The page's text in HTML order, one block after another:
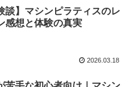
談】マシンピラティスのレ
感想と体験の真実
2026.03.18